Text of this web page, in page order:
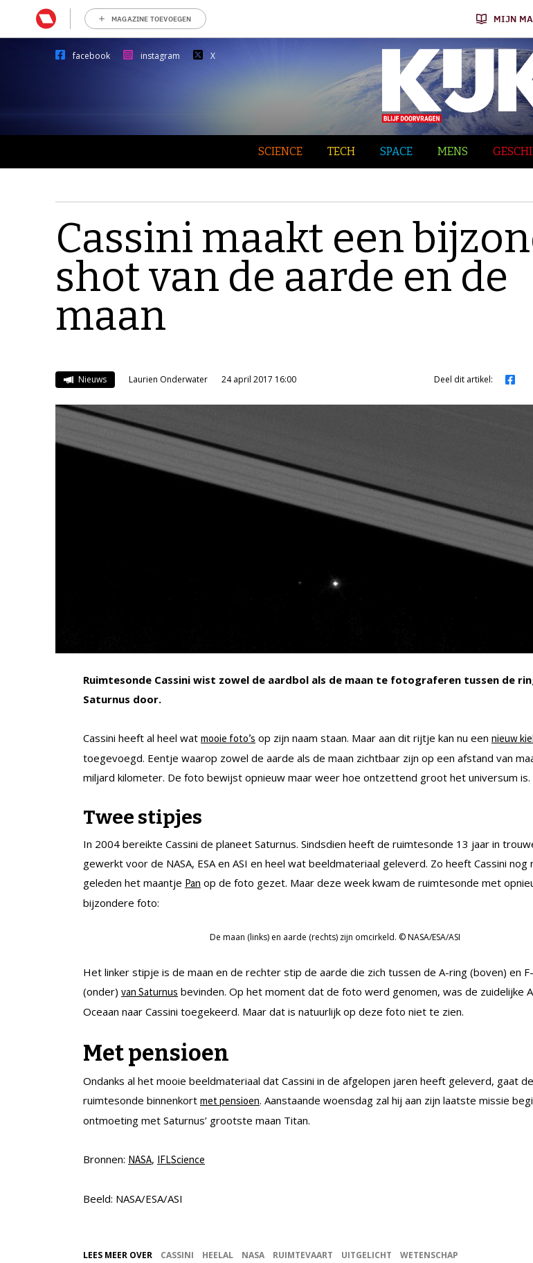
MAGAZINE TOEVOEGEN MIJN
facebook instagram X
SCIENCE TECH SPACE MENS
Cassini maakt een
shot van de aarde en de
maan
Nieuws Laurien Onderwater 24 april 2017 16:00 Deel dit artikel:
Ruimtesonde Cassini wist zowel de aardbol als de maan te fotograferen tussen de
Saturnus door.
Cassini heeft al heel wat mooie foto’s op zijn naam staan. Maar aan dit rijtje kan nu een nieuw
toegevoegd. Eentje waarop zowel de aarde als de maan zichtbaar zijn op een afstand van
miljard kilometer. De foto bewijst opnieuw maar weer hoe ontzettend groot het universum is.
Twee stipjes
In 2004 bereikte Cassini de planeet Saturnus. Sindsdien heeft de ruimtesonde 13 jaar in
gewerkt voor de NASA, ESA en ASI en heel wat beeldmateriaal geleverd. Zo heeft Cassini nog
geleden het maantje Pan op de foto gezet. Maar deze week kwam de ruimtesonde met
bijzondere foto:
De maan (links) en aarde (rechts) zijn omcirkeld. © NASA/ESA/ASI
Het linker stipje is de maan en de rechter stip de aarde die zich tussen de A-ring (boven) en
(onder) van Saturnus bevinden. Op het moment dat de foto werd genomen, was de zuidelijke
Oceaan naar Cassini toegekeerd. Maar dat is natuurlijk op deze foto niet te zien.
Met pensioen
Ondanks al het mooie beeldmateriaal dat Cassini in de afgelopen jaren heeft geleverd, gaat de
ruimtesonde binnenkort met pensioen. Aanstaande woensdag zal hij aan zijn laatste missie
ontmoeting met Saturnus’ grootste maan Titan.
Bronnen: NASA, IFLScience
Beeld: NASA/ESA/ASI
LEES MEER OVER CASSINI HEELAL NASA RUIMTEVAART UITGELICHT WETENSCHAP